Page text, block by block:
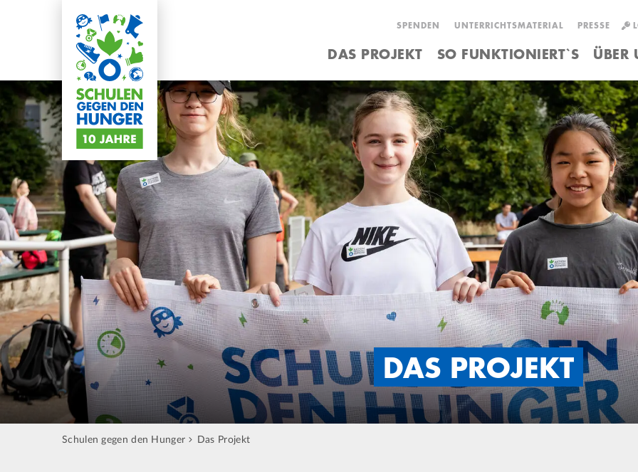
SPENDEN UNTERRICHTSMATERIAL PRESSE
DAS PROJEKT SO FUNKTIONIERT`S ÜBER
Volunteers
DAS PROJEKT
Schulen gegen den Hunger Das Projekt